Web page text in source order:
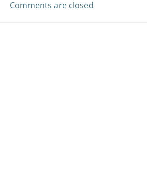
Comments are closed